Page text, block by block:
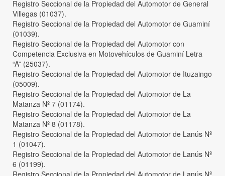
Registro Seccional de la Propiedad del Automotor de General
Villegas (01037).
Registro Seccional de la Propiedad del Automotor de Guaminí
(01039).
Registro Seccional de la Propiedad del Automotor con
Competencia Exclusiva en Motovehículos de Guaminí Letra
“A” (25037).
Registro Seccional de la Propiedad del Automotor de Ituzaingo
(05009).
Registro Seccional de la Propiedad del Automotor de La
Matanza Nº 7 (01174).
Registro Seccional de la Propiedad del Automotor de La
Matanza Nº 8 (01178).
Registro Seccional de la Propiedad del Automotor de Lanús Nº
1 (01047).
Registro Seccional de la Propiedad del Automotor de Lanús Nº
6 (01199).